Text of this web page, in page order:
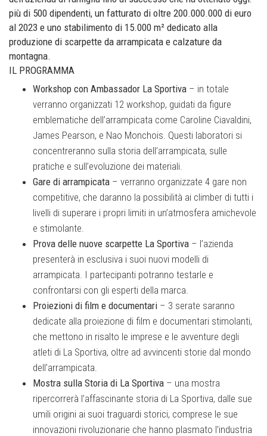
più di 500 dipendenti, un fatturato di oltre 200.000.000 di euro
al 2023 e uno stabilimento di 15.000 m² dedicato alla
produzione di scarpette da arrampicata e calzature da
montagna.
IL PROGRAMMA
Workshop con Ambassador La Sportiva – in totale
verranno organizzati 12 workshop, guidati da figure
emblematiche dell’arrampicata come Caroline Ciavaldini,
James Pearson, e Nao Monchois. Questi laboratori si
concentreranno sulla storia dell’arrampicata, sulle
pratiche e sull’evoluzione dei materiali.
Gare di arrampicata – verranno organizzate 4 gare non
competitive, che daranno la possibilità ai climber di tutti i
livelli di superare i propri limiti in un’atmosfera amichevole
e stimolante.
Prova delle nuove scarpette La Sportiva – l’azienda
presenterà in esclusiva i suoi nuovi modelli di
arrampicata. I partecipanti potranno testarle e
confrontarsi con gli esperti della marca.
Proiezioni di film e documentari – 3 serate saranno
dedicate alla proiezione di film e documentari stimolanti,
che mettono in risalto le imprese e le avventure degli
atleti di La Sportiva, oltre ad avvincenti storie dal mondo
dell’arrampicata.
Mostra sulla Storia di La Sportiva – una mostra
ripercorrerà l’affascinante storia di La Sportiva, dalle sue
umili origini ai suoi traguardi storici, comprese le sue
innovazioni rivoluzionarie che hanno plasmato l’industria